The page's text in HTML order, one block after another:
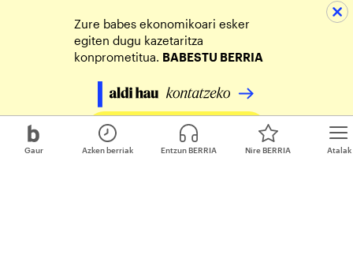
Gaur Atalak
Azken berriak Entzun BERRIA Nire BERRIA
Zure babes ekonomikoari esker
egiten dugu kazetaritza
konprometitua. BABESTU BERRIA
Egin zure ekarpena